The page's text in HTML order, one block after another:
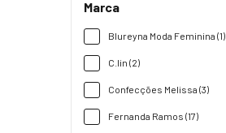
Marca
Blureyna Moda Feminina (1)
C.lin (2)
Confecções Melissa (3)
Fernanda Ramos (17)